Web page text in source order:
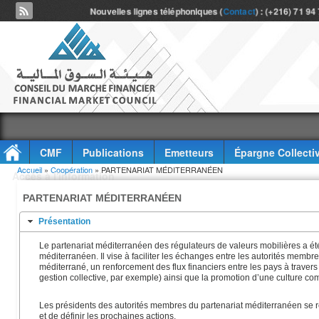
Nouvelles lignes téléphoniques (Contact) : (+216) 71
CMF Publications Emetteurs
Épargne
Accès à l'information
Vous êtes ici
Accueil » Coopération » PARTENARIAT MÉDITERRANÉEN
PARTENARIAT MÉDITERRANÉEN
Présentation
Le partenariat méditerranéen des régulateurs de valeurs mobilières a
méditerranéen. Il vise à faciliter les échanges entre les autorités
méditerrané, un renforcement des flux financiers entre les pays à
gestion collective, par exemple) ainsi que la promotion d’une culture
Les présidents des autorités membres du partenariat méditerranéen
et de définir les prochaines actions.